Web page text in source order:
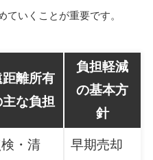
いくことが重要です。
距離所有
主な負担
負担軽減
の基本方
針
・清
早期売却